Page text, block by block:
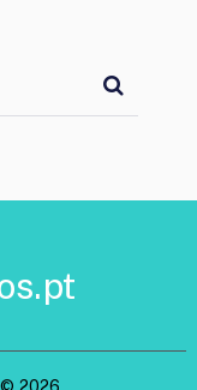
2026.